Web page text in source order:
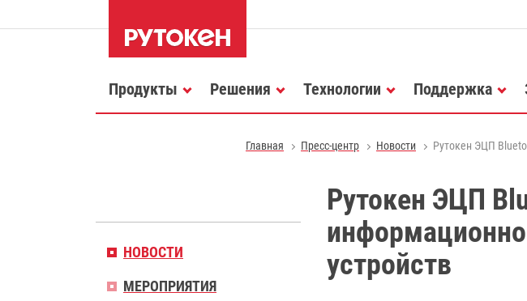
Продукты Решения Технологии Поддержка
Главная Пресс-центр Новости Рутокен ЭЦП
Рутокен ЭЦП
устройств
НОВОСТИ
МЕРОПРИЯТИЯ